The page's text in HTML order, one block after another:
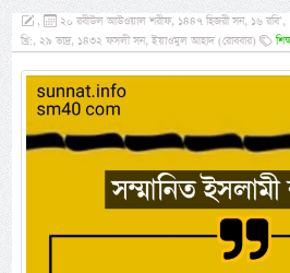
,
২০ রবীউল আউওয়াল শরীফ, ১৪৪৭ হিজরী সন, ১৬ রবি’,
খ্রি:, ২৯ ভাদ্র, ১৪৩২ ফসলী সন, ইয়াওমুল আহাদ (রোববার)